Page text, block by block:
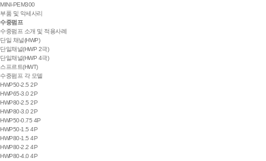
MINI-PEM300
부품 및 악세사리
수중펌프
수중펌프 소개 및 적용사례
단일 채널(HWP)
단일채널(HWP 2극)
단일채널(HWP 4극)
스프르트(HWT)
수중펌프 각 모델
HWP50-2.5 2P
HWP65-3.0 2P
HWP80-2.5 2P
HWP80-3.0 2P
HWP50-0.75 4P
HWP50-1.5 4P
HWP80-1.5 4P
HWP80-2.2 4P
HWP80-4.0 4P